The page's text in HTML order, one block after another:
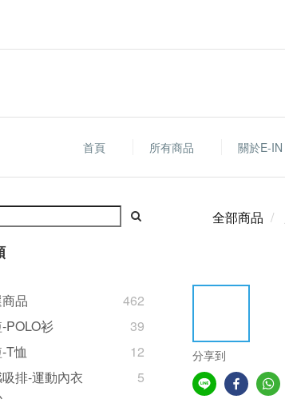
首頁 所有商品 關於E-IN
品
462
POLO衫
39
T恤
12
排-運動內衣
5
全部商品
分享到